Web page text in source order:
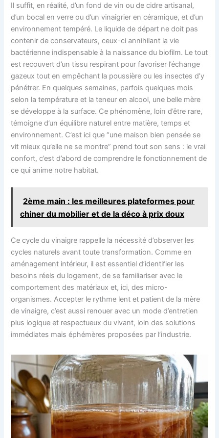
Il suffit, en réalité, d’un fond de vin ou de cidre artisanal,
d’un bocal en verre ou d’un vinaigrier en céramique, et d’un
environnement tempéré. Le liquide de départ ne doit pas
contenir de conservateurs, ceux-ci annihilant la vie
bactérienne indispensable à la naissance du biofilm. Le tout
est recouvert d’un tissu respirant pour favoriser l’échange
gazeux tout en empêchant la poussière ou les insectes d’y
pénétrer. En quelques semaines, parfois quelques mois
selon la température et la teneur en alcool, une belle mère
se développe à la surface. Ce phénomène, loin d’être rare,
témoigne d’un équilibre naturel entre matière, temps et
environnement. C’est ici que “une maison bien pensée se
vit mieux qu’elle ne se montre” prend tout son sens : le vrai
confort, c’est d’abord de comprendre le fonctionnement de
ce qui anime notre habitat.
2ème main : les meilleures plateformes pour
chiner du mobilier et de la déco à prix doux
Ce cycle du vinaigre rappelle la nécessité d’observer les
cycles naturels avant toute transformation. Comme en
aménagement intérieur, il est essentiel d’identifier les
besoins réels du logement, de se familiariser avec le
comportement des matériaux et, ici, des micro-
organismes. Accepter le rythme lent et patient de la mère
de vinaigre, c’est aussi renouer avec un mode d’entretien
plus logique et respectueux du vivant, loin des solutions
immédiates mais éphémères proposées par l’industrie.